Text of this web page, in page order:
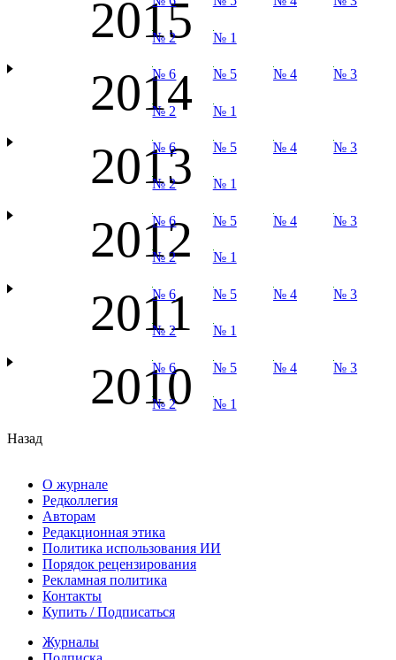
2015
№ 2 № 1
2014
№ 6 № 5 № 4 № 3
№ 2 № 1
2013
№ 6 № 5 № 4 № 3
№ 2 № 1
2012
№ 6 № 5 № 4 № 3
№ 2 № 1
2011
№ 6 № 5 № 4 № 3
№ 2 № 1
2010
№ 6 № 5 № 4 № 3
№ 2 № 1
Назад
О журнале
Редколлегия
Авторам
Редакционная этика
Политика использования ИИ
Порядок рецензирования
Рекламная политика
Контакты
Купить / Подписаться
Журналы